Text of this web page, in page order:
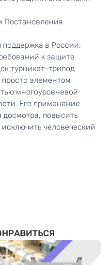
Постановления
поддержка в России.
к защите
турникет-трипод
просто элементом
многоуровневой
Его применение
досмотра, повысить
человеческий